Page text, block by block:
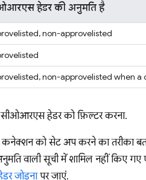
हेडर की अनुमति है
non-approvelisted
non-approvelisted when a
सीओआरएस हेडर को फ़िल्टर करना.
को सेट अप करने का तरीका
वाली सूची में शामिल नहीं किए गए
जोड़नापर जाएं.